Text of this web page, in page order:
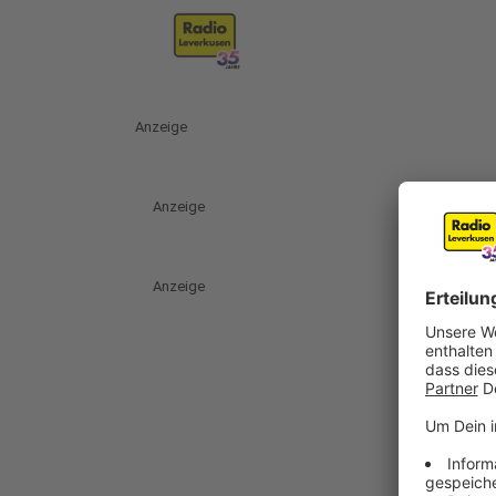
Anzeige
Anzeige
Anzeige